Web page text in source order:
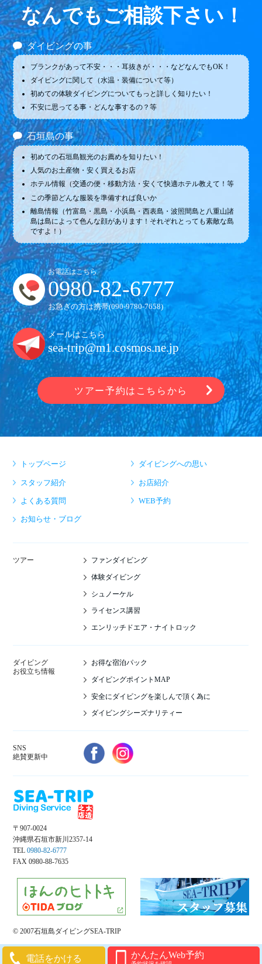
なんでもご相談下さい！
ダイビングの事
ブランクがあって不安・・・耳抜きが・・・などなんでもOK！
ダイビングに関して（水温・装備について等）
初めての体験ダイビングについてもっと詳しく知りたい！
不安に思ってる事・どんな事するの？等
石垣島の事
初めての石垣島観光のお薦めを知りたい！
人気のお土産物・安く買えるお店
ホテル情報（交通の便・移動方法・安くて快適ホテル教えて！等
この季節どんな服装を準備すれば良いか
離島情報（竹富島・黒島・小浜島・西表島・波照間島と八重山諸
島は島によって色んな顔があります！それぞれとっても素敵な島
ですよ！）
お電話はこちら
0980-82-6777
お急ぎの方は携帯(090-9780-7658)
メールはこちら
sea-trip@m1.cosmos.ne.jp
ツアー予約はこちらから
トップページ ダイビングへの思い
スタッフ紹介 お店紹介
よくある質問 WEB予約
お知らせ・ブログ
ツアー ファンダイビング
体験ダイビング
シュノーケル
ライセンス講習
エンリッチドエア・ナイトロック
ダイビング
お役立ち情報
お得な宿泊パック
ダイビングポイントMAP
安全にダイビングを楽しんで頂く為に
ダイビングシーズナリティー
SNS
絶賛更新中
〒907-0024
沖縄県石垣市新川2357-14
TEL 0980-82-6777
FAX 0980-88-7635
© 2007石垣島ダイビングSEA-TRIP
電話をかける かんたんWeb予約